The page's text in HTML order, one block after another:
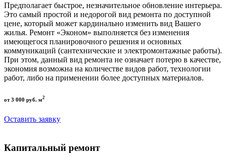
Предполагает быстрое, незначительное обновление интерьера.
Это самый простой и недорогой вид ремонта по доступной
цене, который может кардинально изменить вид Вашего
жилья. Ремонт «Эконом» выполняется без изменения
имеющегося планировочного решения и основных
коммуникаций (сантехнические и электромонтажные работы).
При этом, данный вид ремонта не означает потерю в качестве,
экономия возможна на количестве видов работ, технологии
работ, либо на применении более доступных материалов.
от 3 000 руб. м2
Оставить заявку
Капитальный ремонт